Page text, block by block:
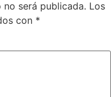
será publicada. Los
con *